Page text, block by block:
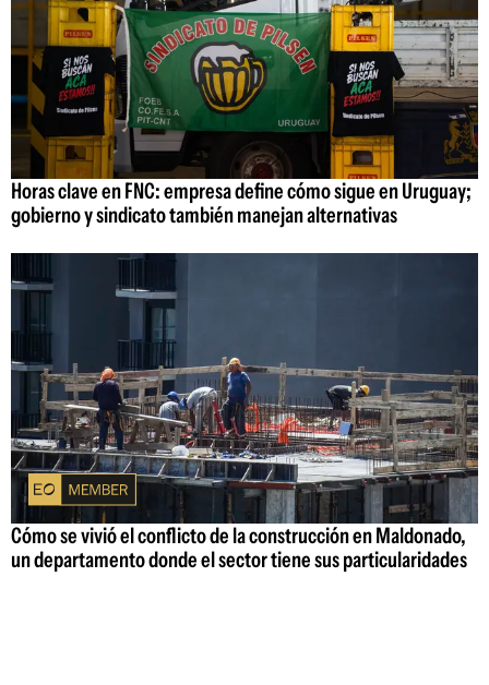
Horas clave en FNC: empresa define cómo sigue en Uruguay;
gobierno y sindicato también manejan alternativas
Cómo se vivió el conflicto de la construcción en Maldonado,
un departamento donde el sector tiene sus particularidades